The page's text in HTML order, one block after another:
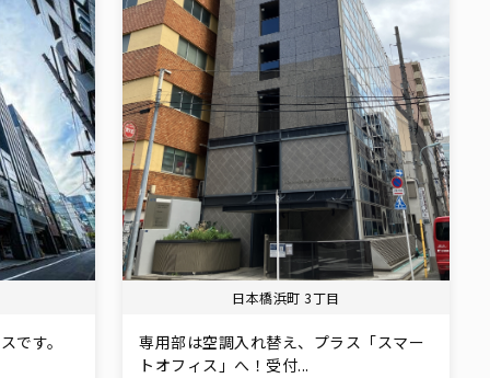
です。
日本橋浜町 3丁目
専用部は空調入れ替え、プラス「スマー
トオフィス」へ！受付...